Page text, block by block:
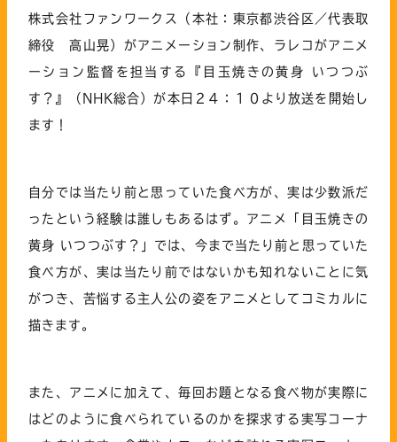
株式会社ファンワークス（本社：東京都渋谷区／代表取
締役 高山晃）がアニメーション制作、ラレコがアニメ
ーション監督を担当する『目玉焼きの黄身 いつつぶ
す？』（NHK総合）が本日２４：１０より放送を開始し
ます！
自分では当たり前と思っていた食べ方が、実は少数派だ
ったという経験は誰しもあるはず。アニメ「目玉焼きの
黄身 いつつぶす？」では、今まで当たり前と思っていた
食べ方が、実は当たり前ではないかも知れないことに気
がつき、苦悩する主人公の姿をアニメとしてコミカルに
描きます。
また、アニメに加えて、毎回お題となる食べ物が実際に
はどのように食べられているのかを探求する実写コーナ